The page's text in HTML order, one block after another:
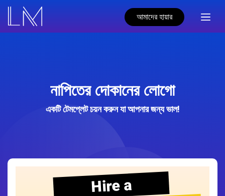
আমাদের হায়ার
নাপিতের দোকানের লোগো
একটি টেমপ্লেট চয়ন করুন যা আপনার জন্য ভাল!
Hire a